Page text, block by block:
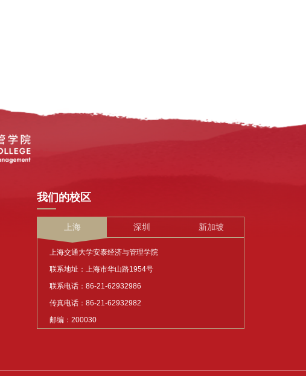
我们的校区
上海 深圳 新加坡
上海交通大学安泰经济与管理学院
联系地址：上海市华山路1954号
联系电话：86-21-62932986
传真电话：86-21-62932982
邮编：200030